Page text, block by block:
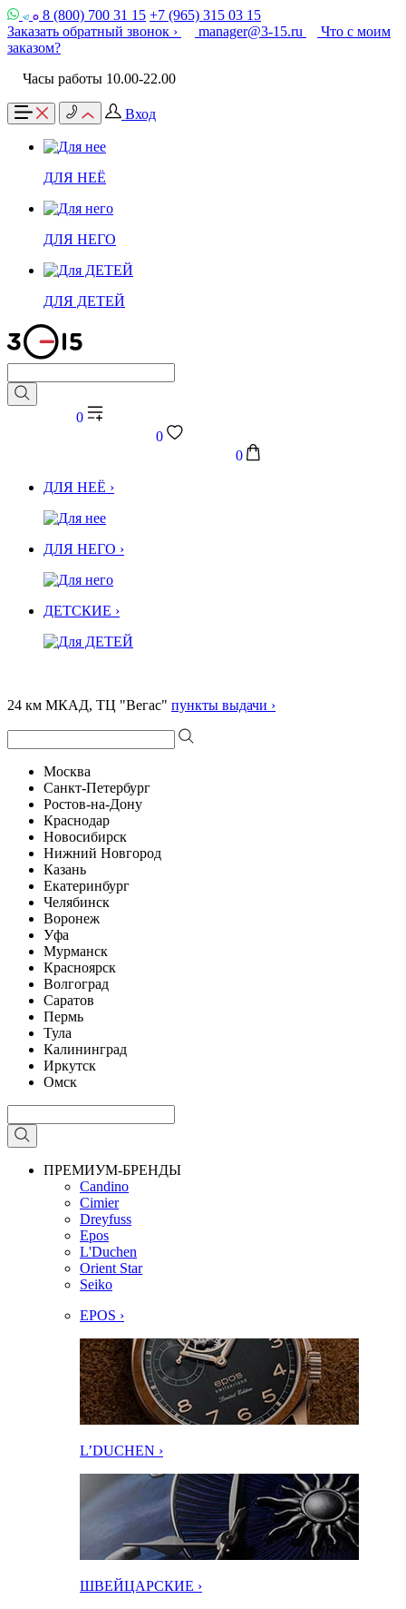
8 (800) 700 31 15 +7 (965) 315 03 15
Заказать обратный звонок ›
manager@3-15.ru
Что с моим
заказом?
Часы работы 10.00-22.00
Вход
ДЛЯ НЕЁ
ДЛЯ НЕГО
ДЛЯ ДЕТЕЙ
0
0
0
ДЛЯ НЕЁ ›
ДЛЯ НЕГО ›
ДЕТСКИЕ ›
24 км МКАД, ТЦ "Вегас" пункты выдачи ›
Москва
Санкт-Петербург
Ростов-на-Дону
Краснодар
Новосибирск
Нижний Новгород
Казань
Екатеринбург
Челябинск
Воронеж
Уфа
Мурманск
Красноярск
Волгоград
Саратов
Пермь
Тула
Калининград
Иркутск
Омск
ПРЕМИУМ-БРЕНДЫ
Candino
Cimier
Dreyfuss
Epos
L'Duchen
Orient Star
Seiko
EPOS ›
L’DUCHEN ›
ШВЕЙЦАРСКИЕ ›